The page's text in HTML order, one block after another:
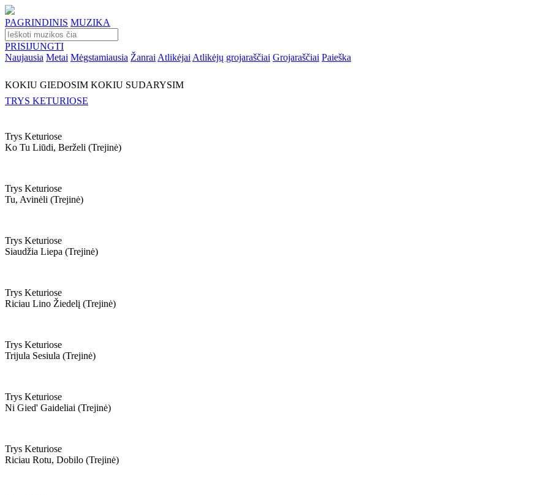
PAGRINDINIS MUZIKA
PRISIJUNGTI
Naujausia Metai Mėgstamiausia Žanrai Atlikėjai Atlikėjų grojaraščiai Grojaraščiai Paieška
KOKIU GIEDOSIM KOKIU SUDARYSIM
TRYS KETURIOSE
Trys Keturiose
Ko Tu Liūdi, Berželi (trejinė)
Trys Keturiose
Tu, Avinėli (trejinė)
Trys Keturiose
Siaudžia Liepa (trejinė)
Trys Keturiose
Riciau Lino Žiedelį (trejinė)
Trys Keturiose
Trijula Sesiula (trejinė)
Trys Keturiose
Ni Gied' Gaideliai (trejinė)
Trys Keturiose
Riciau Rotu, Dobilo (trejinė)